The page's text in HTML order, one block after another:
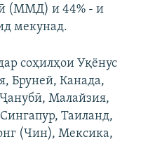
(ММД) и 44% - и
мекунад.
соҳилҳои Уқёнус
Бруней, Канада,
Малайзия,
Таиланд,
(Чин), Мексика,